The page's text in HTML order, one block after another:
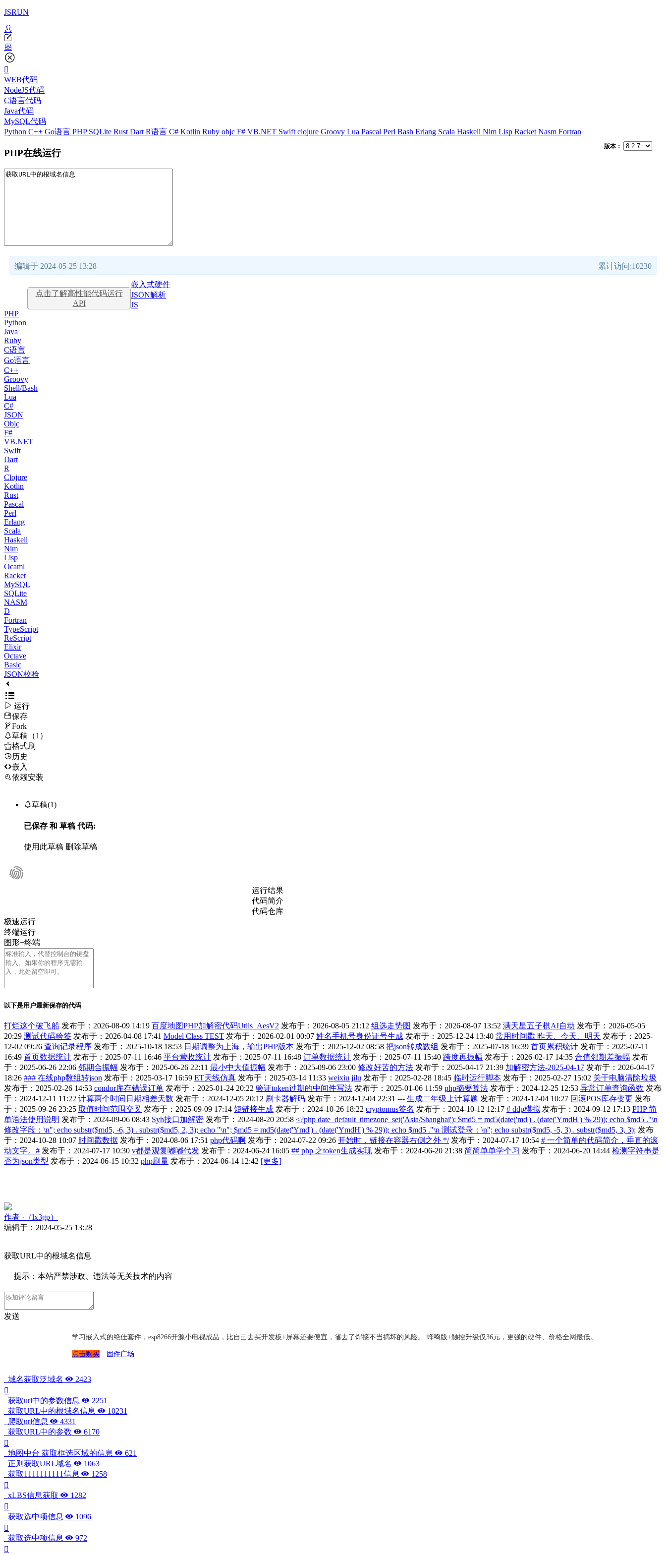
JSRUN
WEB代码
NodeJS代码
C语言代码
Java代码
MySQL代码
Python C++ Go语言 PHP SQLite Rust Dart R语言 C# Kotlin Ruby objc F# VB.NET Swift clojure Groovy Lua Pascal Perl Bash Erlang Scala Haskell Nim Lisp Racket Nasm Fortran
PHP在线运行
版本：
编辑于 2024-05-25 13:28 累计访问:10230
点击了解高性能代码运行
API
嵌入式硬件
JSON解析
JS
PHP
Python
Java
Ruby
C语言
Go语言
C++
Groovy
Shell/Bash
Lua
C#
JSON
Objc
F#
VB.NET
Swift
Dart
R
Clojure
Kotlin
Rust
Pascal
Perl
Erlang
Scala
Haskell
Nim
Lisp
Ocaml
Racket
MySQL
SQLite
NASM
D
Fortran
TypeScript
ReScript
Elixir
Octave
Basic
JSON校验
 运行
保存
Fork
草稿（1）
格式刷
历史
嵌入
依赖安装
草稿(1)
已保存 和 草稿代码:
使用此草稿 删除草稿
运行结果
代码简介
代码仓库
极速运行
终端运行
图形+终端
以下是用户最新保存的代码
打烂这个破飞船 发布于：2026-08-09 14:19 百度地图PHP加解密代码Utils_AesV2 发布于：2026-08-05 21:12 组选走势图 发布于：2026-08-07 13:52 满天星五子棋AI自动 发布于：2026-05-05
20:29 测试代码验签 发布于：2026-04-08 17:41 Model Class TEST 发布于：2026-02-01 00:07 姓名手机号身份证号生成 发布于：2025-12-24 13:40 常用时间戳 昨天、今天、明天 发布于：2025-
12-02 09:26 查询记录程序 发布于：2025-10-18 18:53 日期调整为上海，输出PHP版本 发布于：2025-12-02 08:58 把json转成数组 发布于：2025-07-18 16:39 首页累积统计 发布于：2025-07-11
16:49 首页数据统计 发布于：2025-07-11 16:46 平台营收统计 发布于：2025-07-11 16:48 订单数据统计 发布于：2025-07-11 15:40 跨度再振幅 发布于：2026-02-17 14:35 合值邻期差振幅 发布
于：2025-06-26 22:06 邻期合振幅 发布于：2025-06-26 22:11 最小中大值振幅 发布于：2025-09-06 23:00 修改好苦的方法 发布于：2025-04-17 21:39 加解密方法-2025-04-17 发布于：2026-04-17
18:26 ### 在线php数组转json 发布于：2025-03-17 16:59 ET天线仿真 发布于：2025-03-14 11:33 weixiu jilu 发布于：2025-02-28 18:45 临时运行脚本 发布于：2025-02-27 15:02 关于电脑清除垃圾
发布于：2025-02-26 14:53 condor库存错误订单 发布于：2025-01-24 20:22 验证token过期的中间件写法 发布于：2025-01-06 11:59 php摘要算法 发布于：2024-12-25 12:53 异常订单查询函数 发布
于：2024-12-11 11:22 计算两个时间日期相差天数 发布于：2024-12-05 20:12 刷卡器解码 发布于：2024-12-04 22:31 --- 生成二年级上计算题 发布于：2024-12-04 10:27 回滚POS库存变更 发布
于：2025-09-26 23:25 取值时间范围交叉 发布于：2025-09-09 17:14 短链接生成 发布于：2024-10-26 18:22 cryptomus签名 发布于：2024-10-12 12:17 # ddp模拟 发布于：2024-09-12 17:13 PHP 简
单语法使用说明 发布于：2024-09-06 08:43 Syh接口加解密 发布于：2024-08-20 20:58 <?php date_default_timezone_set('Asia/Shanghai'); $md5 = md5(date('md') . (date('YmdH') % 29)); echo $md5 ."\n
修改字段：\n"; echo substr($md5, -6, 3) . substr($md5, 2, 3); echo "\n"; $md5 = md5(date('Ymd') . (date('YmdH') % 29)); echo $md5 ."\n 测试登录：\n"; echo substr($md5, -5, 3) . substr($md5, 3, 3); 发布
于：2024-10-28 10:07 时间戳数据 发布于：2024-08-06 17:51 php代码啊 发布于：2024-07-22 09:26 开始时，链接在容器右侧之外 */ 发布于：2024-07-17 10:54 # 一个简单的代码简介，垂直的滚
动文字。# 发布于：2024-07-17 10:30 v都是观复嘟嘟代发 发布于：2024-06-24 16:05 ## php 之token生成实现 发布于：2024-06-20 21:38 简简单单学个习 发布于：2024-06-20 14:44 检测字符串是
否为json类型 发布于：2024-06-15 10:32 php刷量 发布于：2024-06-14 12:42 [更多]
作者 ·（lx3gp）
编辑于：2024-05-25 13:28
获取URL中的根域名信息
提示：本站严禁涉政、违法等无关技术的内容
发送
学习嵌入式的绝佳套件，esp8266开源小电视成品，比自己去买开发板+屏幕还要便宜，省去了焊接不当搞坏的风险。 蜂鸣版+触控升级仅36元，更强的硬件、价格全网最低。
点击购买 固件广场
域名获取泛域名 2423
获取url中的参数信息
2251
获取URL中的根域名信息
10231
爬取url信息
4331
获取URL中的参数
6170
地图中台 获取框选区域的信息
621
正则获取URL域名
1063
获取1111111111信息
1258
xLBS信息获取 1282
获取选中项信息 1096
获取选中项信息 972